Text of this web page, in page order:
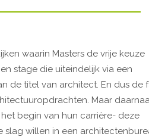
waarin Masters de vrije keuze
stage die uiteindelijk via een
de titel van architect. En dus de
Maar
begin van hun carrière- deze
slag willen in een